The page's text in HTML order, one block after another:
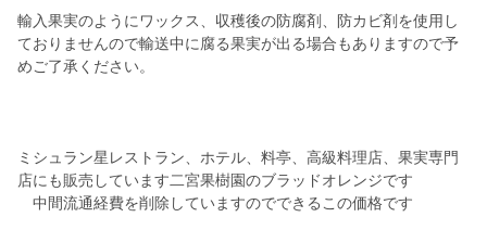
輸入果実のようにワックス、収穫後の防腐剤、防カビ剤を使用し
ておりませんので輸送中に腐る果実が出る場合もありますので予
めご了承ください。
ミシュラン星レストラン、ホテル、料亭、高級料理店、果実専門
店にも販売しています二宮果樹園のブラッドオレンジです
中間流通経費を削除していますのでできるこの価格です